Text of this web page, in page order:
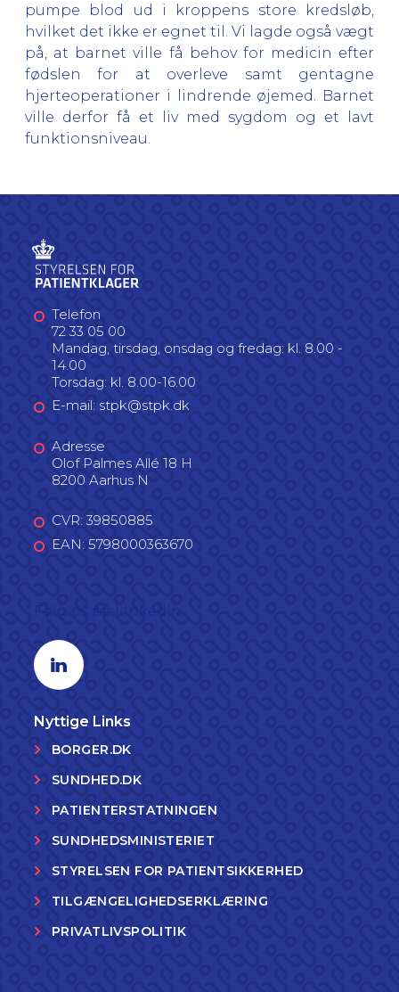
pumpe blod ud i kroppens store kredsløb,
hvilket det ikke er egnet til. Vi lagde også vægt
på, at barnet ville få behov for medicin efter
fødslen for at overleve samt gentagne
hjerteoperationer i lindrende øjemed. Barnet
ville derfor få et liv med sygdom og et lavt
funktionsniveau.
Telefon
72 33 05 00
Mandag, tirsdag, onsdag og fredag: kl. 8.00 -
14.00
Torsdag: kl. 8.00-16.00
E-mail: stpk@stpk.dk
Adresse
Olof Palmes Allé 18 H
8200 Aarhus N
CVR: 39850885
EAN: 5798000363670
Linkedin profil
Nyttige Links
BORGER.DK
SUNDHED.DK
PATIENTERSTATNINGEN
SUNDHEDSMINISTERIET
STYRELSEN FOR PATIENTSIKKERHED
TILGÆNGELIGHEDSERKLÆRING
PRIVATLIVSPOLITIK